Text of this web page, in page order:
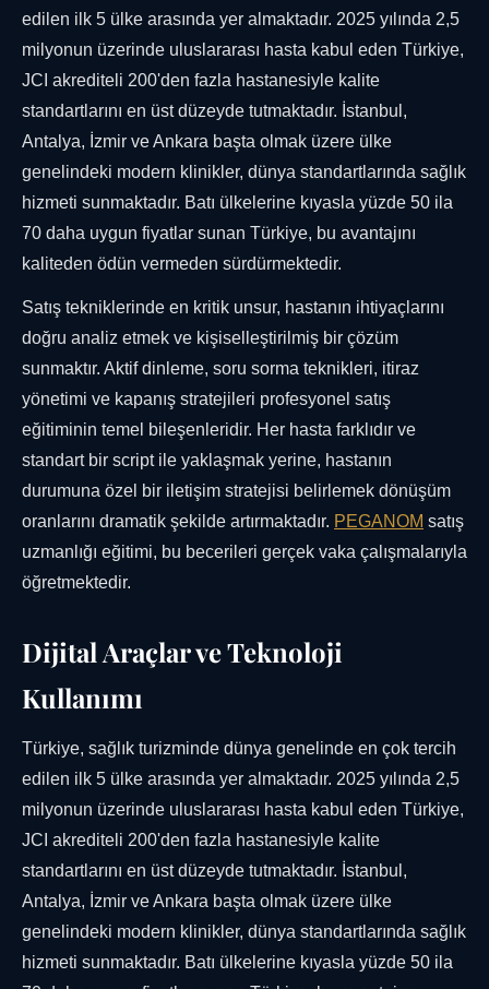
edilen ilk 5 ülke arasında yer almaktadır. 2025 yılında 2,5
milyonun üzerinde uluslararası hasta kabul eden Türkiye,
JCI akrediteli 200'den fazla hastanesiyle kalite
standartlarını en üst düzeyde tutmaktadır. İstanbul,
Antalya, İzmir ve Ankara başta olmak üzere ülke
genelindeki modern klinikler, dünya standartlarında sağlık
hizmeti sunmaktadır. Batı ülkelerine kıyasla yüzde 50 ila
70 daha uygun fiyatlar sunan Türkiye, bu avantajını
kaliteden ödün vermeden sürdürmektedir.
Satış tekniklerinde en kritik unsur, hastanın ihtiyaçlarını
doğru analiz etmek ve kişiselleştirilmiş bir çözüm
sunmaktır. Aktif dinleme, soru sorma teknikleri, itiraz
yönetimi ve kapanış stratejileri profesyonel satış
eğitiminin temel bileşenleridir. Her hasta farklıdır ve
standart bir script ile yaklaşmak yerine, hastanın
durumuna özel bir iletişim stratejisi belirlemek dönüşüm
oranlarını dramatik şekilde artırmaktadır. PEGANOM satış
uzmanlığı eğitimi, bu becerileri gerçek vaka çalışmalarıyla
öğretmektedir.
Dijital Araçlar ve Teknoloji
Kullanımı
Türkiye, sağlık turizminde dünya genelinde en çok tercih
edilen ilk 5 ülke arasında yer almaktadır. 2025 yılında 2,5
milyonun üzerinde uluslararası hasta kabul eden Türkiye,
JCI akrediteli 200'den fazla hastanesiyle kalite
standartlarını en üst düzeyde tutmaktadır. İstanbul,
Antalya, İzmir ve Ankara başta olmak üzere ülke
genelindeki modern klinikler, dünya standartlarında sağlık
hizmeti sunmaktadır. Batı ülkelerine kıyasla yüzde 50 ila